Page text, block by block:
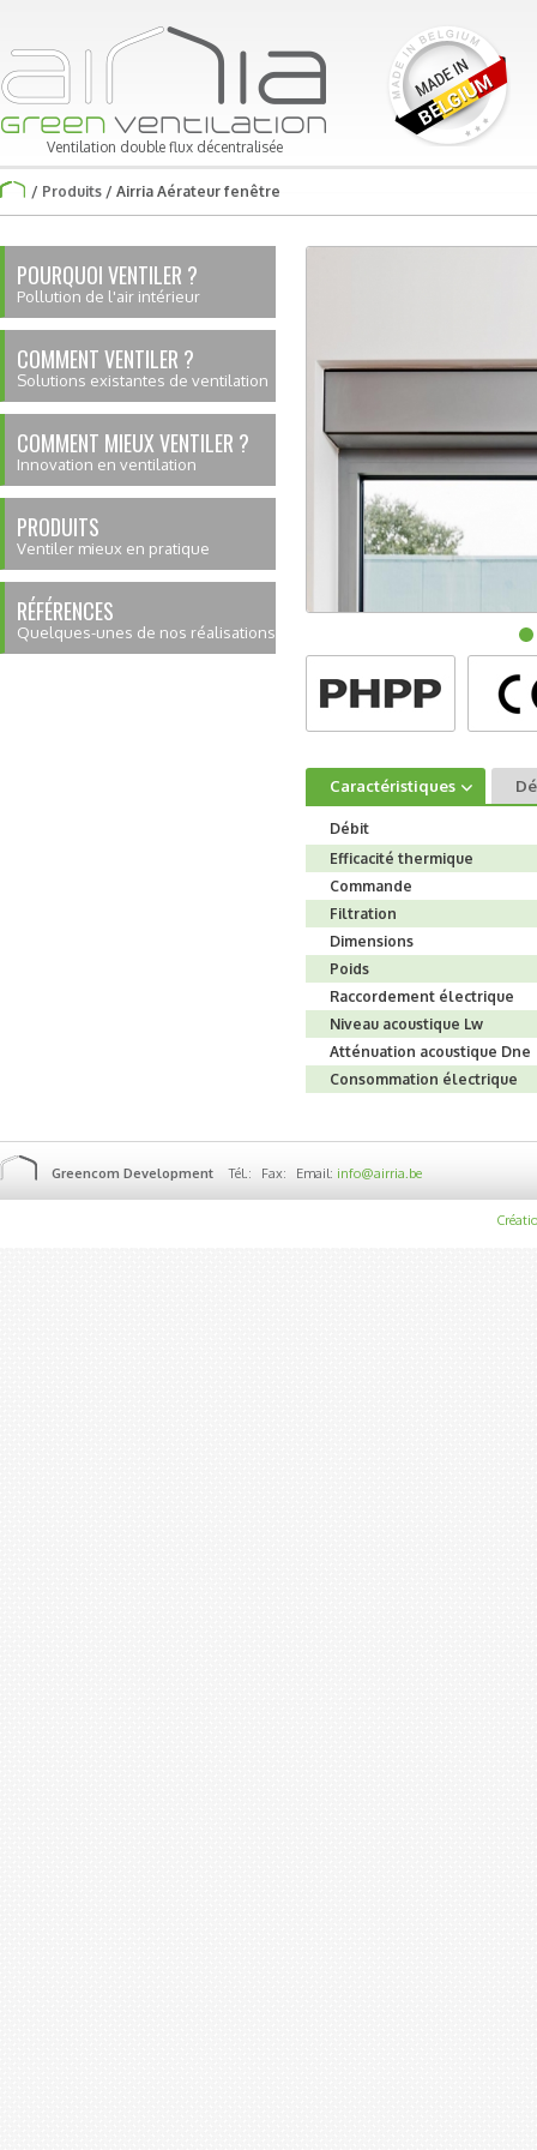
Ventilation double flux décentralisée
/ Produits / Airria Aérateur fenêtre
POURQUOI VENTILER ?
Pollution de l'air intérieur
COMMENT VENTILER ?
Solutions existantes de ventilation
COMMENT MIEUX VENTILER ?
Innovation en ventilation
PRODUITS
Ventiler mieux en pratique
RÉFÉRENCES
Quelques-unes de nos réalisations
Caractéristiques
Débit
Efficacité thermique
Commande
Filtration
Dimensions
Poids
Raccordement électrique
Niveau acoustique Lw
Atténuation acoustique Dne
Consommation électrique
Greencom Development Tél.: Fax: Email: info@airria.be